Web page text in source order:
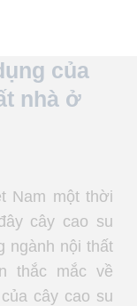
của
nhà ở
Nam một thời
cây cao su
ngành nội thất
thắc mắc về
cây cao su